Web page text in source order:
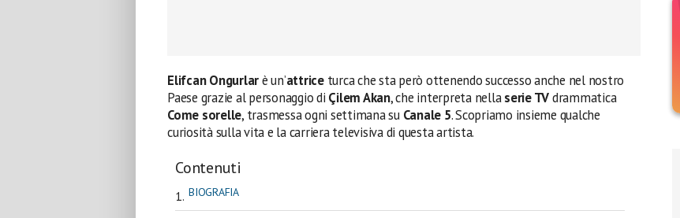
Elifcan Ongurlarè un’attriceturca che sta però ottenendo successo anche nel nostro
Paese grazie al personaggio di Çilem Akan, che interpreta nellaserie TVdrammatica
Come sorelle, trasmessa ogni settimana su Canale 5. Scopriamo insieme qualche
curiosità sulla vita e la carriera televisiva di questa artista.
Contenuti
BIOGRAFIA